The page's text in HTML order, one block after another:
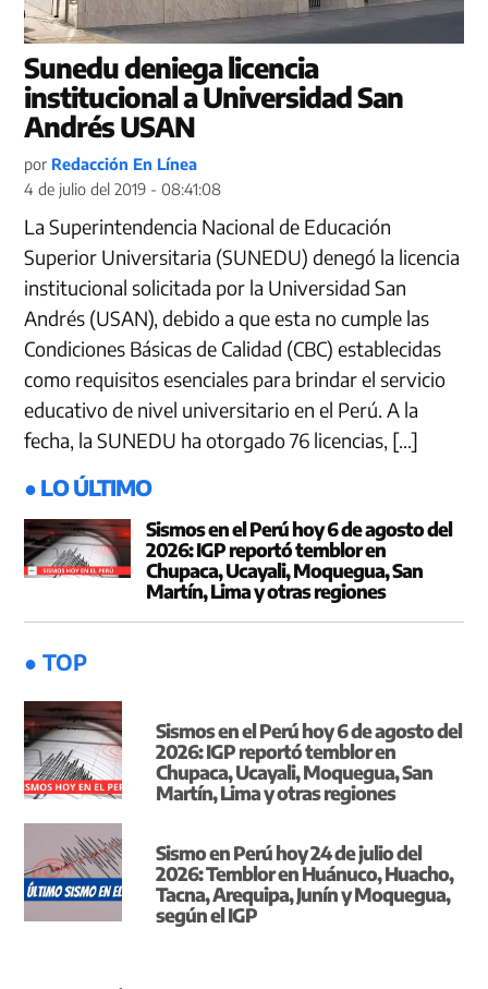
Sunedu deniega licencia
institucional a Universidad San
Andrés USAN
por Redacción En Línea
4 de julio del 2019 - 08:41:08
La Superintendencia Nacional de Educación
Superior Universitaria (SUNEDU) denegó la licencia
institucional solicitada por la Universidad San
Andrés (USAN), debido a que esta no cumple las
Condiciones Básicas de Calidad (CBC) establecidas
como requisitos esenciales para brindar el servicio
educativo de nivel universitario en el Perú. A la
fecha, la SUNEDU ha otorgado 76 licencias, […]
● LO ÚLTIMO
Sismos en el Perú hoy 6 de agosto del
2026: IGP reportó temblor en
Chupaca, Ucayali, Moquegua, San
Martín, Lima y otras regiones
● TOP
Sismos en el Perú hoy 6 de agosto del
2026: IGP reportó temblor en
Chupaca, Ucayali, Moquegua, San
Martín, Lima y otras regiones
Sismo en Perú hoy 24 de julio del
2026: Temblor en Huánuco, Huacho,
Tacna, Arequipa, Junín y Moquegua,
según el IGP